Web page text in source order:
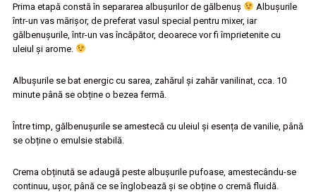
Prima etapă constă în separarea albușurilor de gălbenuș
Albușurile
într-un vas mărișor, de preferat vasul special pentru mixer, iar
gălbenușurile, într-un vas încăpător, deoarece vor fi împrietenite cu
uleiul și arome.
Albușurile se bat energic cu sarea, zahărul și zahăr vanilinat, cca. 10
minute până se obține o bezea fermă.
Între timp, gălbenușurile se amestecă cu uleiul și esența de vanilie, până
se obține o emulsie stabilă.
Crema obținută se adaugă peste albușurile pufoase, amestecându-se
continuu, ușor, până ce se înglobează și se obține o cremă fluidă.